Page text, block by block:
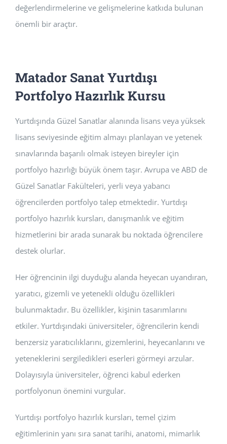
değerlendirmelerine ve gelişmelerine katkıda bulunan
önemli bir araçtır.
Matador Sanat Yurtdışı
Portfolyo Hazırlık Kursu
Yurtdışında Güzel Sanatlar alanında lisans veya yüksek
lisans seviyesinde eğitim almayı planlayan ve yetenek
sınavlarında başarılı olmak isteyen bireyler için
portfolyo hazırlığı büyük önem taşır. Avrupa ve ABD de
Güzel Sanatlar Fakülteleri, yerli veya yabancı
öğrencilerden portfolyo talep etmektedir. Yurtdışı
portfolyo hazırlık kursları, danışmanlık ve eğitim
hizmetlerini bir arada sunarak bu noktada öğrencilere
destek olurlar.
Her öğrencinin ilgi duyduğu alanda heyecan uyandıran,
yaratıcı, gizemli ve yetenekli olduğu özellikleri
bulunmaktadır. Bu özellikler, kişinin tasarımlarını
etkiler. Yurtdışındaki üniversiteler, öğrencilerin kendi
benzersiz yaratıcılıklarını, gizemlerini, heyecanlarını ve
yeteneklerini sergiledikleri eserleri görmeyi arzular.
Dolayısıyla üniversiteler, öğrenci kabul ederken
portfolyonun önemini vurgular.
Yurtdışı portfolyo hazırlık kursları, temel çizim
eğitimlerinin yanı sıra sanat tarihi, anatomi, mimarlık